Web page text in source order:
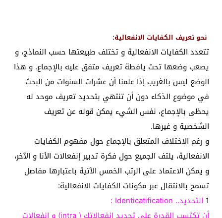
نحو تعريف الكفايات الانفعالية:
تتعدد الكفايات الانفعالية و تختلف طبيعتها حسب النماذج، و
يصعب وضعها تحت يافطة تعريف متفق عليه بالإجماع. و هذا
الوضع ليس بالغريب إذا علمنا أن عشرات السنوات من البحث
في موضوع الذكاء دون أن تنتهي بتحديد تعريف موحد له
يحظى بالإجماع، نفس الشيء يمكن قوله عن تعريف
الشخصية و غيرها.
و رغم الاختلاف المتعلق بالإجماع حول مفهوم الكفايات
الانفعالية، يلتف الجميع حول فكرة تدبير إنفعالات الأنا و الآخر،
و يمكن الاعتماد على الرتب الخمس الآتية باعتبارها مفاصل
تسمح بالانتقال عبر مكونات الكفايات الانفعالية:
1 التحديد.. Identicatification :